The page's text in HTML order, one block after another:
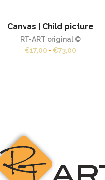
Canvas | Child picture
RT-ART original ©
€17,00 - €73,00